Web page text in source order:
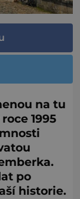
na tu
1995
po
historie.